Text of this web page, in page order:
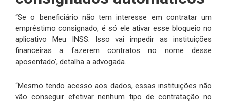
“Se o beneficiário não tem interesse em contratar um
empréstimo consignado, é só ele ativar esse bloqueio no
aplicativo Meu INSS. Isso vai impedir as instituições
financeiras a fazerem contratos no nome desse
aposentado', detalha a advogada.
“Mesmo tendo acesso aos dados, essas instituições não
vão conseguir efetivar nenhum tipo de contratação no